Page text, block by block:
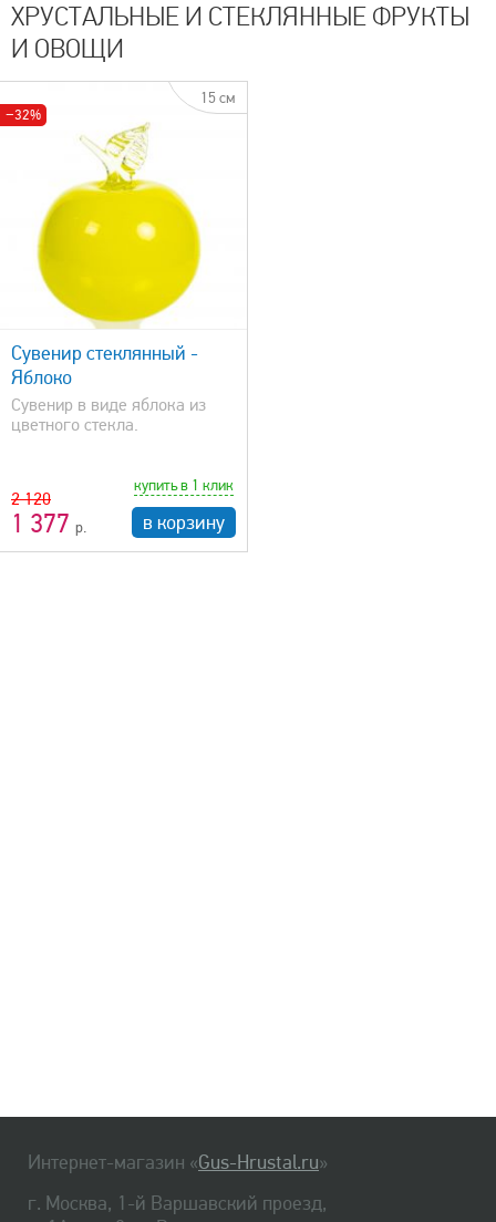
ХРУСТАЛЬНЫЕ И СТЕКЛЯННЫЕ ФРУКТЫ
И ОВОЩИ
−32%
15 см
Сувенир стеклянный -
Яблоко
Сувенир в виде яблока из
цветного стекла.
2 120
1 377
купить в 1 клик
в корзину
Интернет-магазин «Gus-Hrustal.ru»
г. Москва, 1-й Варшавский проезд,